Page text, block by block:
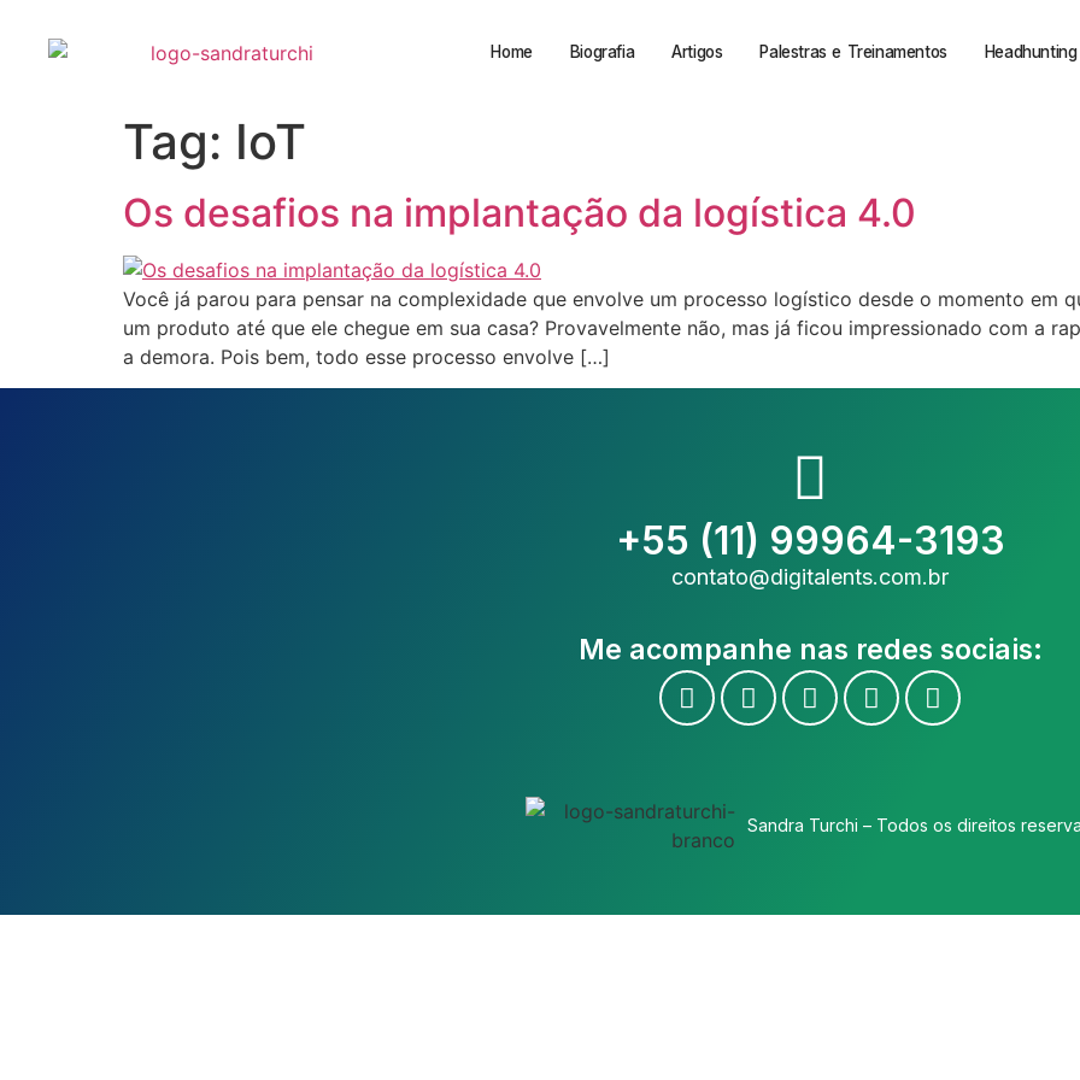
Home Biografia Artigos Palestras e Treinamentos
Tag: IoT
Os desafios na implantação da logística 4.0
Você já parou para pensar na complexidade que envolve um processo logístico desde o momento em
um produto até que ele chegue em sua casa? Provavelmente não, mas já ficou impressionado com a
a demora. Pois bem, todo esse processo envolve […]
+55 (11) 99964-3193
contato@digitalents.com.br
Me acompanhe nas redes sociais:
Sandra Turchi – Todos os direitos